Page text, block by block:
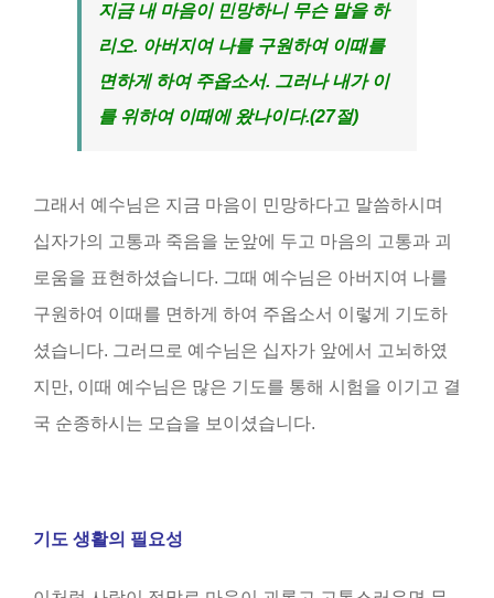
지금 내 마음이 민망하니 무슨 말을 하
리오. 아버지여 나를 구원하여 이때를
면하게 하여 주옵소서. 그러나 내가 이
를 위하여 이때에 왔나이다.(27절)
그래서 예수님은 지금 마음이 민망하다고 말씀하시며
십자가의 고통과 죽음을 눈앞에 두고 마음의 고통과 괴
로움을 표현하셨습니다. 그때 예수님은 아버지여 나를
구원하여 이때를 면하게 하여 주옵소서 이렇게 기도하
셨습니다. 그러므로 예수님은 십자가 앞에서 고뇌하였
지만, 이때 예수님은 많은 기도를 통해 시험을 이기고 결
국 순종하시는 모습을 보이셨습니다.
기도 생활의 필요성